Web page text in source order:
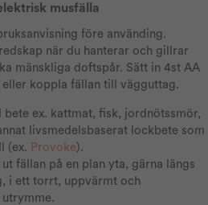
musfälla
före använding.
när du hanterar och gillrar
mänskliga doftspår. Sätt in 4st AA
koppla fällan till vägguttag.
bete ex. kattmat, fisk, jordnötssmör,
livsmedelsbaserat lockbete som
(ex. Provoke).
ut fällan på en plan yta, gärna längs
i ett torrt, uppvärmt och